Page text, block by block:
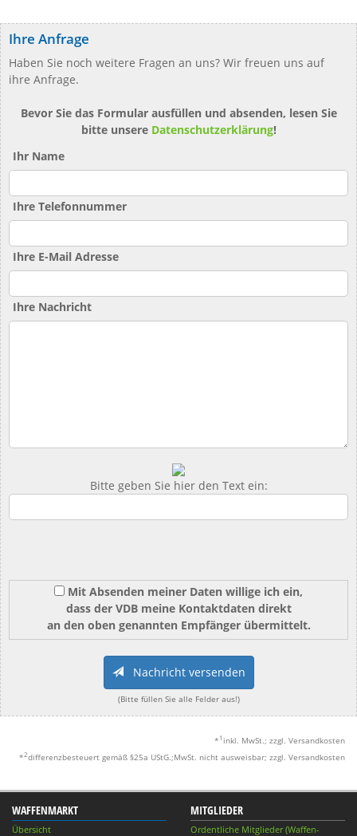
Ihre Anfrage
Haben Sie noch weitere Fragen an uns? Wir freuen uns auf
ihre Anfrage.
Bevor Sie das Formular ausfüllen und absenden, lesen Sie
bitte unsere Datenschutzerklärung!
Ihr Name
Ihre Telefonnummer
Ihre E-Mail Adresse
Ihre Nachricht
Bitte geben Sie hier den Text ein:
Mit Absenden meiner Daten willige ich ein,
dass der VDB meine Kontaktdaten direkt
an den oben genannten Empfänger übermittelt.
Nachricht versenden
(Bitte füllen Sie alle Felder aus!)
* 1 inkl. MwSt.; zzgl. Versandkosten
*2differenzbesteuert gemäß §25a UStG.;MwSt. nicht ausweisbar; zzgl. Versandkosten
WAFFENMARKT
Übersicht
MITGLIEDER
Ordentliche Mitglieder (Waffen-